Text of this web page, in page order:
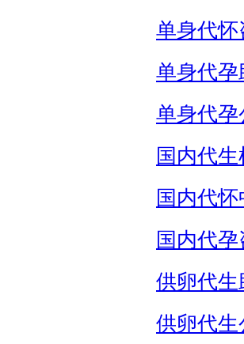
单身代怀
单身代孕
单身代孕
国内代生
国内代
国内代孕
供卵代生
供卵代生